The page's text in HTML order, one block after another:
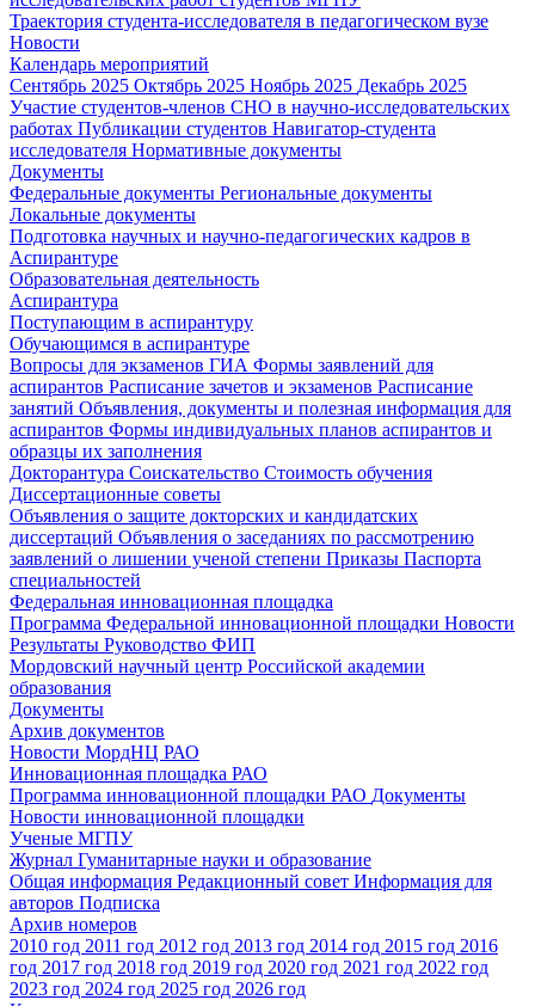
Траектория студента-исследователя в педагогическом вузе
Новости
Календарь мероприятий
Сентябрь 2025 Октябрь 2025 Ноябрь 2025 Декабрь 2025
Участие студентов-членов СНО в научно-исследовательских
работах Публикации студентов Навигатор-студента
исследователя Нормативные документы
Документы
Федеральные документы Региональные документы
Локальные документы
Подготовка научных и научно-педагогических кадров в
Аспирантуре
Образовательная деятельность
Аспирантура
Поступающим в аспирантуру
Обучающимся в аспирантуре
Вопросы для экзаменов ГИА Формы заявлений для
аспирантов Расписание зачетов и экзаменов Расписание
занятий Объявления, документы и полезная информация для
аспирантов Формы индивидуальных планов аспирантов и
образцы их заполнения
Докторантура Соискательство Стоимость обучения
Диссертационные советы
Объявления о защите докторских и кандидатских
диссертаций Объявления о заседаниях по рассмотрению
заявлений о лишении ученой степени Приказы Паспорта
специальностей
Федеральная инновационная площадка
Программа Федеральной инновационной площадки Новости
Результаты Руководство ФИП
Мордовский научный центр Российской академии
образования
Документы
Архив документов
Новости МордНЦ РАО
Инновационная площадка РАО
Программа инновационной площадки РАО Документы
Новости инновационной площадки
Ученые МГПУ
Журнал Гуманитарные науки и образование
Общая информация Редакционный совет Информация для
авторов Подписка
Архив номеров
2010 год 2011 год 2012 год 2013 год 2014 год 2015 год 2016
год 2017 год 2018 год 2019 год 2020 год 2021 год 2022 год
2023 год 2024 год 2025 год 2026 год